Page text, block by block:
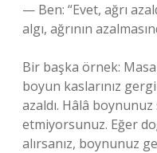
— Ben: “Evet, ağrı
algı, ağrının
Bir başka örnek: Masa
boyun kaslarınız
azaldı. Hâlâ
etmiyorsunuz. Eğer
alırsanız, boynunuz